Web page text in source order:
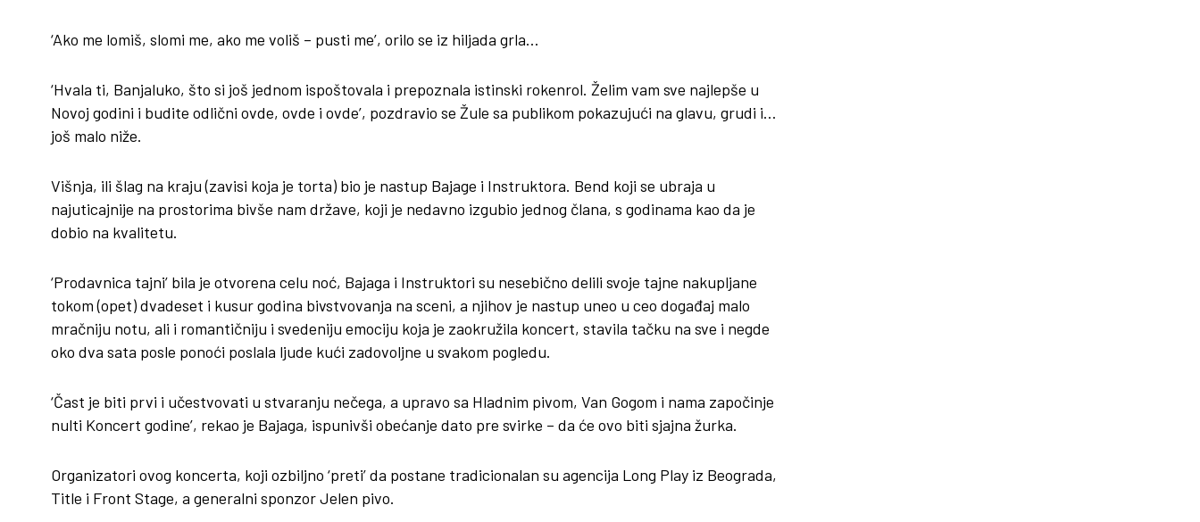
‘Ako me lomiš, slomi me, ako me voliš – pusti me’, orilo se iz hiljada grla…
‘Hvala ti, Banjaluko, što si još jednom ispoštovala i prepoznala istinski rokenrol. Želim vam sve najlepše u
Novoj godini i budite odlični ovde, ovde i ovde’, pozdravio se Žule sa publikom pokazujući na glavu, grudi i…
još malo niže.
Višnja, ili šlag na kraju (zavisi koja je torta) bio je nastup Bajage i Instruktora. Bend koji se ubraja u
najuticajnije na prostorima bivše nam države, koji je nedavno izgubio jednog člana, s godinama kao da je
dobio na kvalitetu.
‘Prodavnica tajni’ bila je otvorena celu noć, Bajaga i Instruktori su nesebično delili svoje tajne nakupljane
tokom (opet) dvadeset i kusur godina bivstvovanja na sceni, a njihov je nastup uneo u ceo događaj malo
mračniju notu, ali i romantičniju i svedeniju emociju koja je zaokružila koncert, stavila tačku na sve i negde
oko dva sata posle ponoći poslala ljude kući zadovoljne u svakom pogledu.
‘Čast je biti prvi i učestvovati u stvaranju nečega, a upravo sa Hladnim pivom, Van Gogom i nama započinje
nulti Koncert godine’, rekao je Bajaga, ispunivši obećanje dato pre svirke – da će ovo biti sjajna žurka.
Organizatori ovog koncerta, koji ozbiljno ‘preti’ da postane tradicionalan su agencija Long Play iz Beograda,
Title i Front Stage, a generalni sponzor Jelen pivo.